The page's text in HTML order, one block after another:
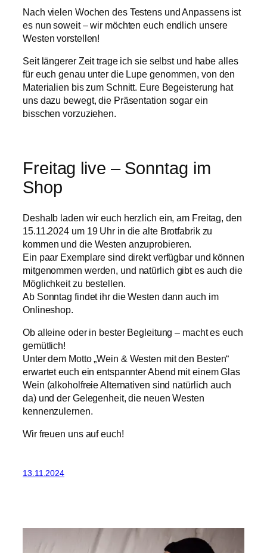
Nach vielen Wochen des Testens und Anpassens ist
es nun soweit – wir möchten euch endlich unsere
Westen vorstellen!
Seit längerer Zeit trage ich sie selbst und habe alles
für euch genau unter die Lupe genommen, von den
Materialien bis zum Schnitt. Eure Begeisterung hat
uns dazu bewegt, die Präsentation sogar ein
bisschen vorzuziehen.
Freitag live – Sonntag im
Shop
Deshalb laden wir euch herzlich ein, am Freitag, den
15.11.2024 um 19 Uhr in die alte Brotfabrik zu
kommen und die Westen anzuprobieren.
Ein paar Exemplare sind direkt verfügbar und können
mitgenommen werden, und natürlich gibt es auch die
Möglichkeit zu bestellen.
Ab Sonntag findet ihr die Westen dann auch im
Onlineshop.
Ob alleine oder in bester Begleitung – macht es euch
gemütlich!
Unter dem Motto „Wein & Westen mit den Besten“
erwartet euch ein entspannter Abend mit einem Glas
Wein (alkoholfreie Alternativen sind natürlich auch
da) und der Gelegenheit, die neuen Westen
kennenzulernen.
Wir freuen uns auf euch!
13.11.2024